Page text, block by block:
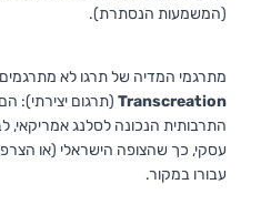
(המשמעות הנסתרת).
מתרגמי המדיה של תרגו לא מתרגמים
Transcreation(תרגום יצירתי): הם
התרבותית הנכונה לסלנג אמריקאי,
עסקי, כך שהצופה הישראלי (או הצרפתי/
עבורו במקור.